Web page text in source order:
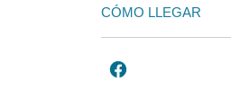
CÓMO LLEGAR